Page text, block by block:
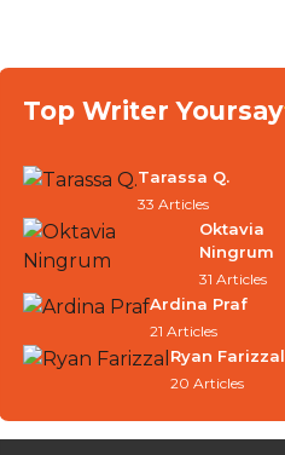
Top Writer Yoursay
Tarassa Q.
33 Articles
Oktavia
Ningrum
31 Articles
Ardina Praf
21 Articles
Ryan Farizzal
20 Articles